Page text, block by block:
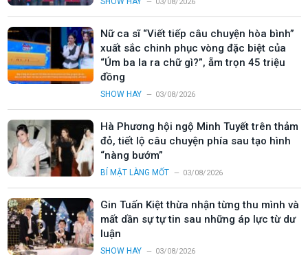
Nữ ca sĩ “Viết tiếp câu chuyện hòa bình”
xuất sắc chinh phục vòng đặc biệt của
“Úm ba la ra chữ gì?”, ẵm trọn 45 triệu
đồng
SHOW HAY 03/08/2026
Hà Phương hội ngộ Minh Tuyết trên thảm
đỏ, tiết lộ câu chuyện phía sau tạo hình
“nàng bướm”
BÍ MẬT LÀNG MỐT 03/08/2026
Gin Tuấn Kiệt thừa nhận từng thu mình và
mất dần sự tự tin sau những áp lực từ dư
luận
SHOW HAY 03/08/2026